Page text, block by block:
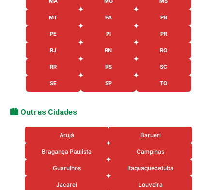
MT PA PB
PE PI PR
RJ RN RO
RR RS SC
SE SP TO
🏙️ Outras Cidades
Arujá Barueri
Bragança Paulista Campinas
Guarulhos Itaquaquecetuba
Jacareí Louveira